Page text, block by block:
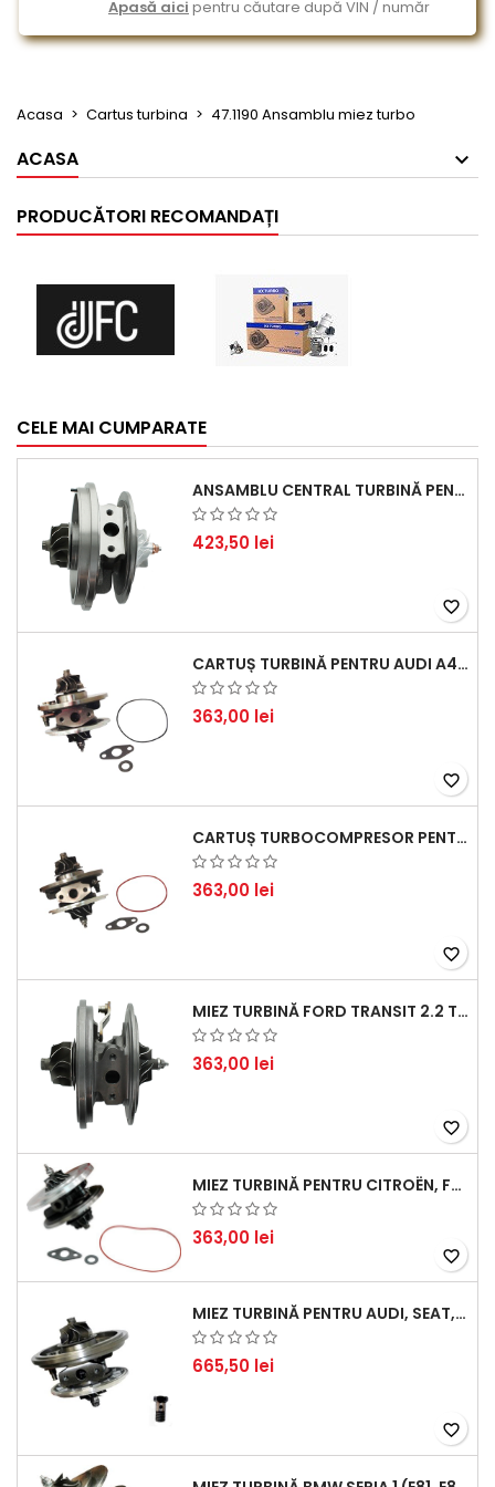
Apasă aici pentru căutare după VIN / număr
Acasa Cartus turbina 47.1190 Ansamblu miez turbo
ACASA
PRODUCĂTORI RECOMANDAȚI
CELE MAI CUMPARATE
ANSAMBLU CENTRAL TURBINĂ PENTRU BMW SERIA 3, SERIA 5 ȘI X3 - PERFORMANȚĂ ȘI FIABILITATE
423,50 lei
favorite_border
CARTUȘ TURBINĂ PENTRU AUDI A4, A6, SKODA SUPERB ȘI VW PASSAT, MOTOR DIESEL 1.9 TDI
363,00 lei
favorite_border
CARTUȘ TURBOCOMPRESOR PENTRU VW, AUDI, SEAT, SKODA - MOTOR DIESEL 2.0 TDI
363,00 lei
favorite_border
MIEZ TURBINĂ FORD TRANSIT 2.2 TDCI (2007-2016)
363,00 lei
favorite_border
MIEZ TURBINĂ PENTRU CITROËN, FORD, MAZDA, MINI, PEUGEOT ȘI VOLVO - MOTORIZĂRI 1.6 HDI ȘI 1.6 D
363,00 lei
favorite_border
MIEZ TURBINĂ PENTRU AUDI, SEAT, SKODA ȘI VOLKSWAGEN - MOTORIZĂRI 2.0 TDI 103KW 140CP
665,50 lei
favorite_border